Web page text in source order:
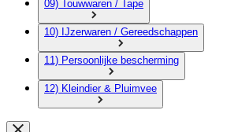
09) Touwwaren / Tape
10) IJzerwaren / Gereedschappen
11) Persoonlijke bescherming
12) Kleindier & Pluimvee